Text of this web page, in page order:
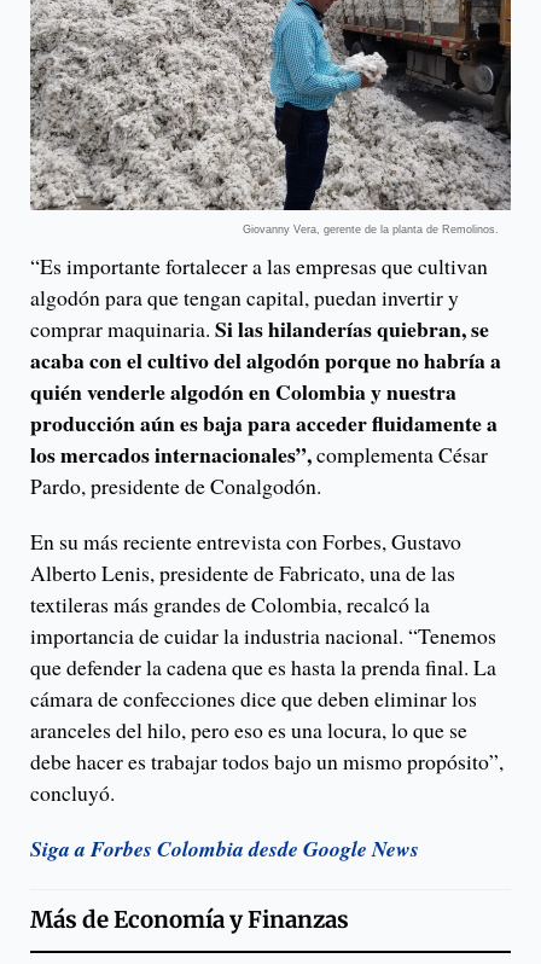
Giovanny Vera, gerente de la planta de Remolinos.
“Es importante fortalecer a las empresas que cultivan
algodón para que tengan capital, puedan invertir y
comprar maquinaria. Si las hilanderías quiebran, se
acaba con el cultivo del algodón porque no habría a
quién venderle algodón en Colombia y nuestra
producción aún es baja para acceder fluidamente a
los mercados internacionales”,complementa César
Pardo, presidente de Conalgodón.
En su más reciente entrevista con Forbes, Gustavo
Alberto Lenis, presidente de Fabricato, una de las
textileras más grandes de Colombia, recalcó la
importancia de cuidar la industria nacional. “Tenemos
que defender la cadena que es hasta la prenda final. La
cámara de confecciones dice que deben eliminar los
aranceles del hilo, pero eso es una locura, lo que se
debe hacer es trabajar todos bajo un mismo propósito”,
concluyó.
Siga a Forbes Colombia desde Google News
Más deEconomía y Finanzas